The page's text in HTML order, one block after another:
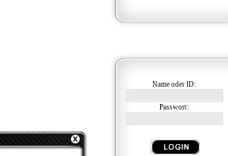
Name oder ID:
Passwort: